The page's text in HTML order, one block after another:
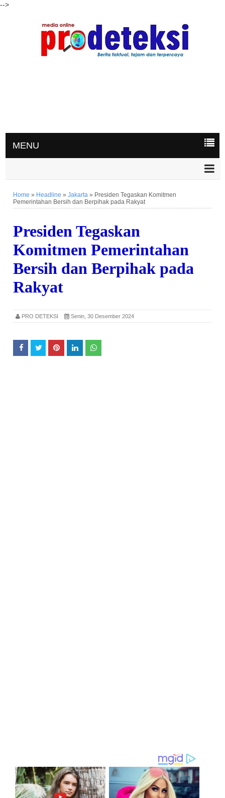
-->
MENU
Home » Headline »Jakarta » Presiden Tegaskan Komitmen
Pemerintahan Bersih dan Berpihak pada Rakyat
Presiden Tegaskan
Komitmen Pemerintahan
Bersih dan Berpihak pada
Rakyat
PRO DETEKSI Senin, 30 Desember 2024